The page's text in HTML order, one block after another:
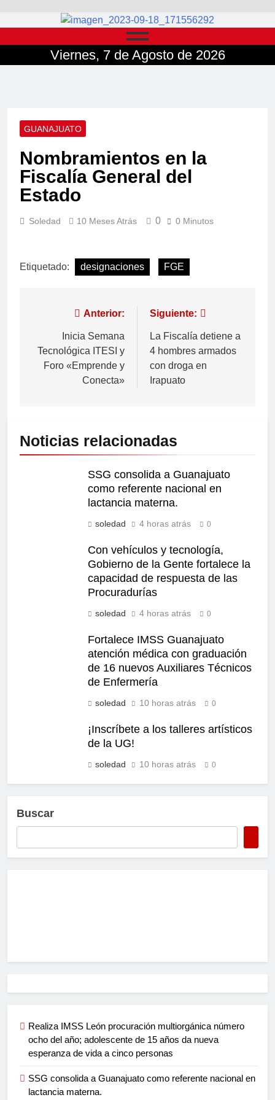
Viernes, 7 de Agosto de 2026
GUANAJUATO
Nombramientos en la
Fiscalía General del
Estado
Soledad 10 Meses Atrás 0 0 Minutos
Etiquetado: designaciones FGE
Anterior:
Inicia Semana
Tecnológica ITESI y
Foro «Emprende y
Conecta»
Siguiente:
La Fiscalía detiene a
4 hombres armados
con droga en
Irapuato
Noticias relacionadas
SSG consolida a Guanajuato
como referente nacional en
lactancia materna.
soledad 4 horas atrás 0
Con vehículos y tecnología,
Gobierno de la Gente fortalece la
capacidad de respuesta de las
Procuradurías
soledad 4 horas atrás 0
Fortalece IMSS Guanajuato
atención médica con graduación
de 16 nuevos Auxiliares Técnicos
de Enfermería
soledad 10 horas atrás 0
¡Inscríbete a los talleres artísticos
de la UG!
soledad 10 horas atrás 0
Buscar
Realiza IMSS León procuración multiorgánica número
ocho del año; adolescente de 15 años da nueva
esperanza de vida a cinco personas
SSG consolida a Guanajuato como referente nacional en
lactancia materna.